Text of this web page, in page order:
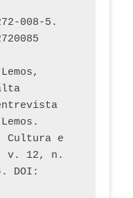
008-5.
Cultura e
v. 12, n.
DOI: